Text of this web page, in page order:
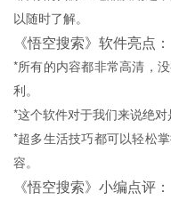
以随时了解。
《悟空搜索》软件亮点：
*所有的内容都非常高清，
利。
*这个软件对于我们来说绝对
*超多生活技巧都可以轻松
容。
《悟空搜索》小编点评：